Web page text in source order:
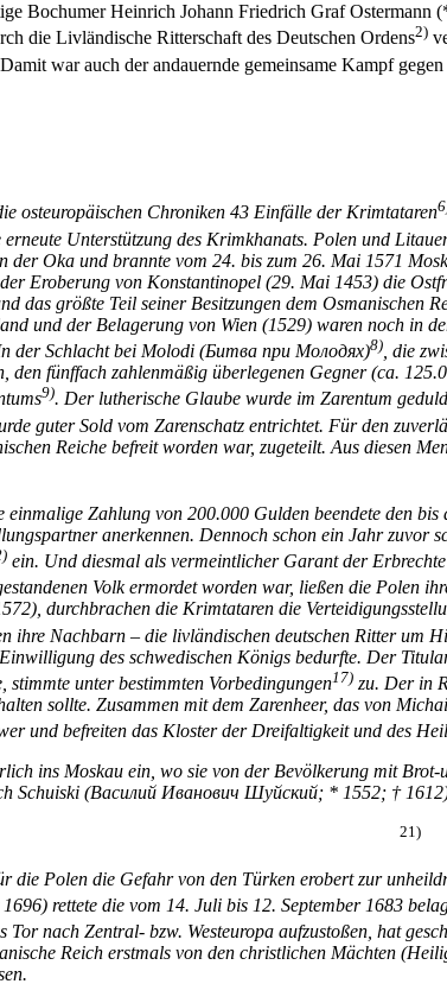
Bochumer Heinrich Johann Friedrich Graf
die Livländische Ritterschaft des Deutschen Ordens2)
war auch der andauernde gemeinsame Kampf
osteuropäischen Chroniken 43 Einfälle der Krimtataren
Unterstützung des Krimkhanats. Polen und
der Oka und brannte vom 24. bis zum 26. Mai 1571
Eroberung von Konstantinopel (29. Mai 1453) die
das größte Teil seiner Besitzungen dem
und der Belagerung von Wien (1529) waren noch in
der Schlacht bei Molodi (Битва при Молодях)8) , die
fünffach zahlenmäßig überlegenen Gegner (ca.
9). Der lutherische Glaube wurde im Zarentum
guter Sold vom Zarenschatz entrichtet. Für den
Reiche befreit worden war, zugeteilt. Aus diesen
einmalige Zahlung von 200.000 Gulden beendete den
anerkennen. Dennoch schon ein Jahr zuvor
ein. Und diesmal als vermeintlicher Garant der
Volk ermordet worden war, ließen die Polen
durchbrachen die Krimtataren die
ihre Nachbarn – die livländischen deutschen Ritter um
des schwedischen Königs bedurfte. Der
unter bestimmten Vorbedingungen17) zu. Der in
sollte. Zusammen mit dem Zarenheer, das von
und befreiten das Kloster der Dreifaltigkeit und des
ins Moskau ein, wo sie von der Bevölkerung mit
Schuiski (Василий Иванович Шуйский; * 1552; †
21)
die Polen die Gefahr von den Türken erobert zur
rettete die vom 14. Juli bis 12. September 1683
Tor nach Zentral- bzw. Westeuropa aufzustoßen, hat
Reich erstmals von den christlichen Mächten